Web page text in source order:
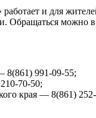
и для
Обращаться
8(861) 991-09-55;
70-50;
края — 8(861)